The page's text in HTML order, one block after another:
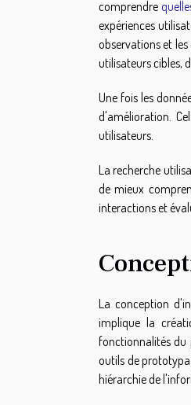
comprendre
expériences
observations et
utilisateurs cibles,
Une fois les
d'amélioration.
utilisateurs.
La recherche
de mieux
interactions et
La conception
implique la
fonctionnalités du
outils de
hiérarchie de